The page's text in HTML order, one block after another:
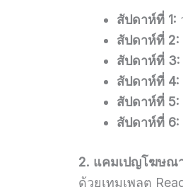
สัปดาห์ที่ 1:
สัปดาห์ที่ 2:
สัปดาห์ที่
สัปดาห์ที่ 4:
สัปดาห์ที่ 5:
สัปดาห์ที่ 6:
2. แคมเปญโฆษณ
ด้วยเทมเพลต